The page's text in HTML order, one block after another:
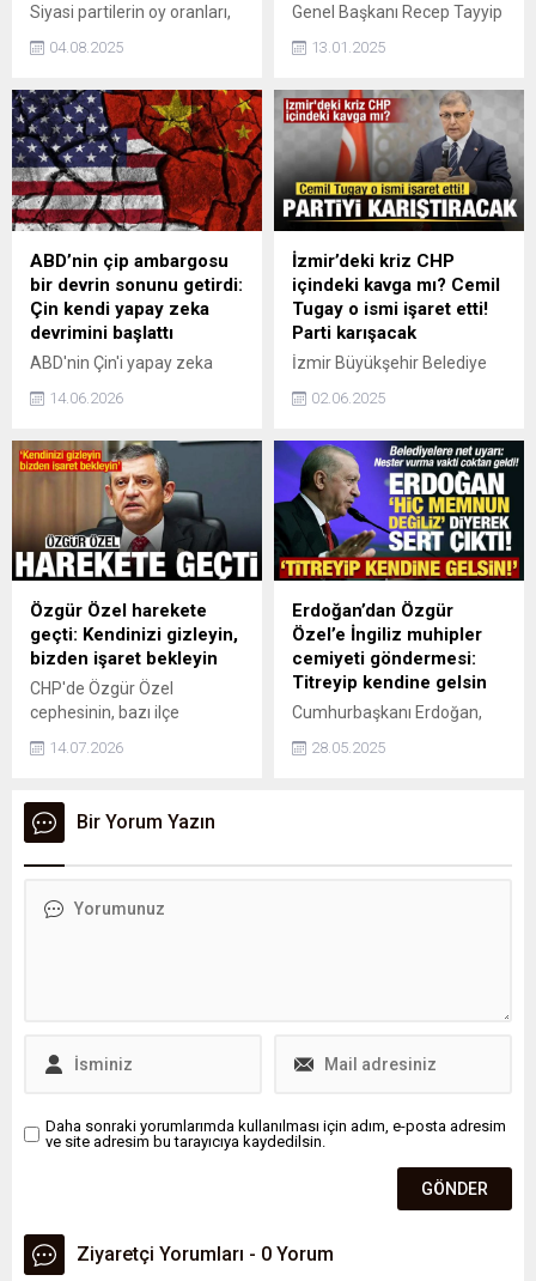
Siyasi partilerin oy oranları,
yaptığı anketlerde büyük
Parti ve CHP yarışta başa
baş giderken 2025 yılındaki
son ankette büyük kırılma
yaşandığı verilere yansıdı.
04.08.2025
Genel Başkanı Recep Tayyip
toplandı.
13.01.2025
ABD’nin çip ambargosu
bir devrin sonunu getirdi:
Çin kendi yapay zeka
devrimini başlattı
ABD'nin Çin'i yapay zeka
uyguladığı çip ambargosu
yeni yerli çip, ABD'nin izin
verdiği sınırları 2,8 kat aştı.,
Çin 295 milyar dolarlık
devasa yapay zeka altyapı
hamlesi başlattı.
14.06.2026
İzmir’deki kriz CHP
içindeki kavga mı? Cemil
Tugay o ismi işaret etti!
Parti karışacak
İzmir Büyükşehir Belediye
katıldığı canlı yayında
krizinin sorumluluğunun eski
İzmir Büyükşehir Belediye
Başkanı Tunç Soyer'a ait
olduğunu söyledi.
02.06.2025
Özgür Özel harekete
geçti: Kendinizi gizleyin,
bizden işaret bekleyin
CHP'de Özgür Özel
cephesinin, bazı ilçe
kalmaları ve yeni partiye
yönünde talimat verdiği
iddia edildi. Amaç "CHP'den
14.07.2026
Erdoğan’dan Özgür
Özel’e İngiliz muhipler
cemiyeti göndermesi:
Titreyip kendine gelsin
Cumhurbaşkanı Erdoğan,
konukların huzurunda adeta
28.05.2025
Bir Yorum Yazın
Daha sonraki yorumlarımda kullanılması için adım, e-posta adresim
ve site adresim bu tarayıcıya kaydedilsin.
Ziyaretçi Yorumları - 0 Yorum